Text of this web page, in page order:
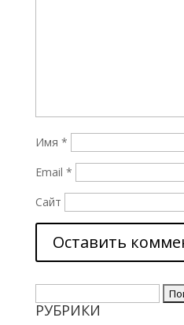
Имя *
Email *
Сайт
РУБРИКИ